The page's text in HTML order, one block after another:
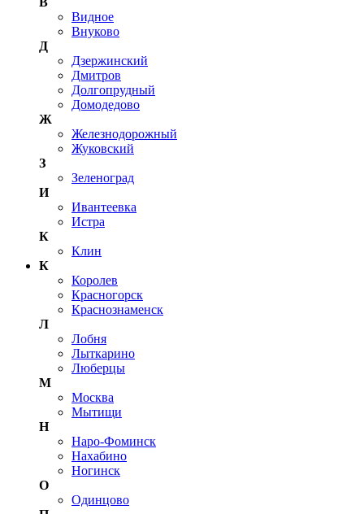
Видное
Внуково
Д
Дзержинский
Дмитров
Долгопрудный
Домодедово
Ж
Железнодорожный
Жуковский
З
Зеленоград
И
Ивантеевка
Истра
К
Клин
К
Королев
Красногорск
Краснознаменск
Л
Лобня
Лыткарино
Люберцы
М
Москва
Мытищи
Н
Наро-Фоминск
Нахабино
Ногинск
О
Одинцово